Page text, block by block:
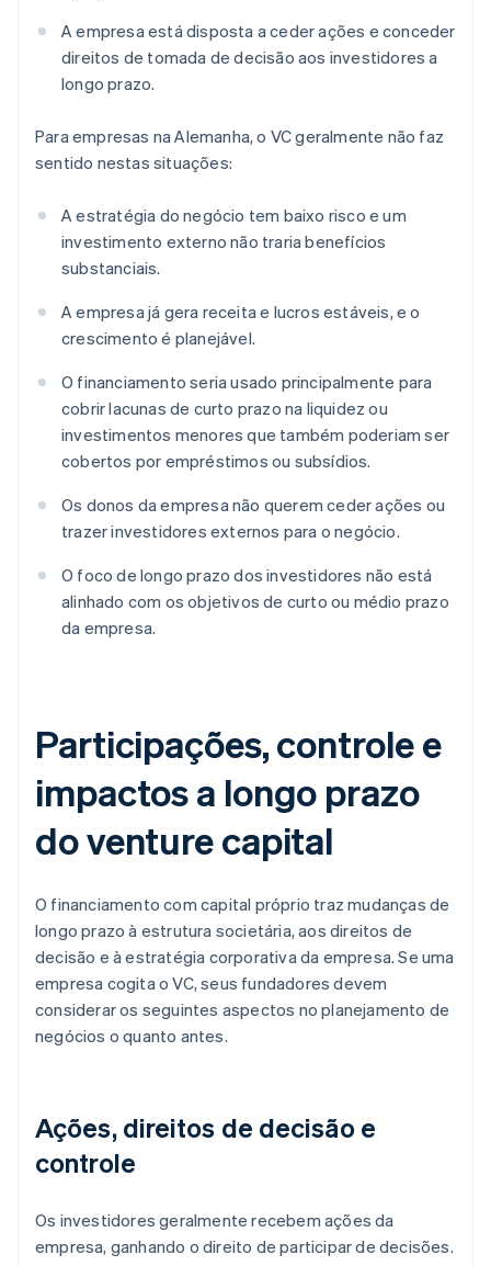
A empresa está disposta a ceder ações e conceder
direitos de tomada de decisão aos investidores a
longo prazo.
Para empresas na Alemanha, o VC geralmente não faz
sentido nestas situações:
A estratégia do negócio tem baixo risco e um
investimento externo não traria benefícios
substanciais.
A empresa já gera receita e lucros estáveis, e o
crescimento é planejável.
O financiamento seria usado principalmente para
cobrir lacunas de curto prazo na liquidez ou
investimentos menores que também poderiam ser
cobertos por empréstimos ou subsídios.
Os donos da empresa não querem ceder ações ou
trazer investidores externos para o negócio.
O foco de longo prazo dos investidores não está
alinhado com os objetivos de curto ou médio prazo
da empresa.
Participações, controle e
impactos a longo prazo
do venture capital
O financiamento com capital próprio traz mudanças de
longo prazo à estrutura societária, aos direitos de
decisão e à estratégia corporativa da empresa. Se uma
empresa cogita o VC, seus fundadores devem
considerar os seguintes aspectos no planejamento de
negócios o quanto antes.
Ações, direitos de decisão e
controle
Os investidores geralmente recebem ações da
empresa, ganhando o direito de participar de decisões.